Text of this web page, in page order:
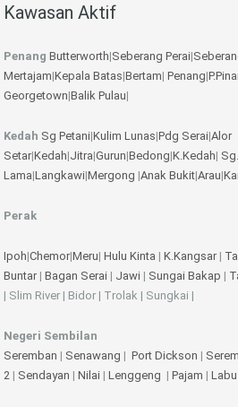
Kawasan Aktif
Penang Butterworth|Seberang Perai|
Mertajam|Kepala Batas|Bertam| Penang|
Georgetown|Balik Pulau|
Kedah Sg Petani|Kulim Lunas|Pdg Serai|Alor
Setar|Kedah|Jitra|Gurun|Bedong|K.Kedah|
Lama|Langkawi|Mergong |Anak Bukit|Arau|
Perak
Ipoh|Chemor|Meru| Hulu Kinta | K.Kangsar|
Buntar| Bagan Serai | Jawi | Sungai Bakap |
| Slim River | Bidor | Trolak | Sungkai |
Negeri Sembilan
Seremban | Senawang | Port Dickson |
2 | Sendayan | Nilai | Lenggeng | Pajam | Labu